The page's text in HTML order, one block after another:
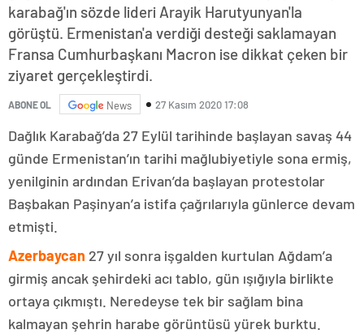
karabağ'ın sözde lideri Arayik Harutyunyan'la
görüştü. Ermenistan'a verdiği desteği saklamayan
Fransa Cumhurbaşkanı Macron ise dikkat çeken bir
ziyaret gerçekleştirdi.
ABONE OL News 27 Kasım 2020 17:08
Dağlık Karabağ’da 27 Eylül tarihinde başlayan savaş 44
günde Ermenistan’ın tarihi mağlubiyetiyle sona ermiş,
yenilginin ardından Erivan’da başlayan protestolar
Başbakan Paşinyan’a istifa çağrılarıyla günlerce devam
etmişti.
Azerbaycan 27 yıl sonra işgalden kurtulan Ağdam’a
girmiş ancak şehirdeki acı tablo, gün ışığıyla birlikte
ortaya çıkmıştı. Neredeyse tek bir sağlam bina
kalmayan şehrin harabe görüntüsü yürek burktu.